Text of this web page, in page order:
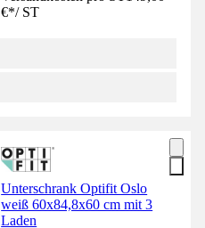
€*/ ST
Unterschrank Optifit Oslo
weiß 60x84,8x60 cm mit 3
Laden